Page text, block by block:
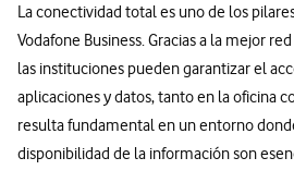
La conectividad total es uno de los
Vodafone Business. Gracias a la mejor
las instituciones pueden garantizar el
aplicaciones y datos, tanto en la oficina
resulta fundamental en un entorno
disponibilidad de la información son